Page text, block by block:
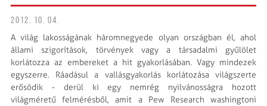
2012. 10. 04.
A világ lakosságának háromnegyede olyan országban él, ahol
állami szigorítások, törvények vagy a társadalmi gyűlölet
korlátozza az embereket a hit gyakorlásában. Vagy mindezek
egyszerre. Ráadásul a vallásgyakorlás korlátozása világszerte
erősödik - derül ki egy nemrég nyilvánosságra hozott
világméretű felmérésből, amit a Pew Research washingtoni